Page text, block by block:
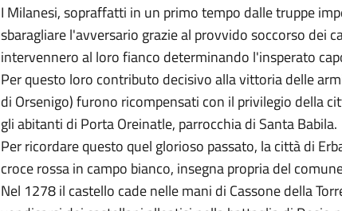
I Milanesi, sopraffatti in un primo tempo dalle truppe
sbaragliare l'avversario grazie al provvido soccorso dei
intervennero al loro fianco determinando l'insperato
Per questo loro contributo decisivo alla vittoria delle
di Orsenigo) furono ricompensati con il privilegio della
gli abitanti di Porta Oreinatle, parrocchia di Santa Babila.
Per ricordare questo quel glorioso passato, la città di
croce rossa in campo bianco, insegna propria del
Nel 1278 il castello cade nelle mani di Cassone della